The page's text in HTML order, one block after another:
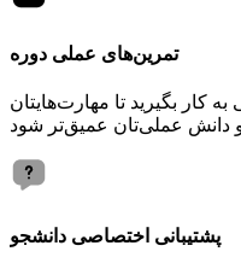
تمرین‌های عملی دوره
کار بگیرید تا مهارت‌هایتان
پشتیبانی اختصاصی دانشجو